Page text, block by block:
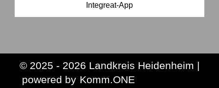
Integreat-App
© 2025 - 2026 Landkreis Heidenheim |
powered by Komm.ONE